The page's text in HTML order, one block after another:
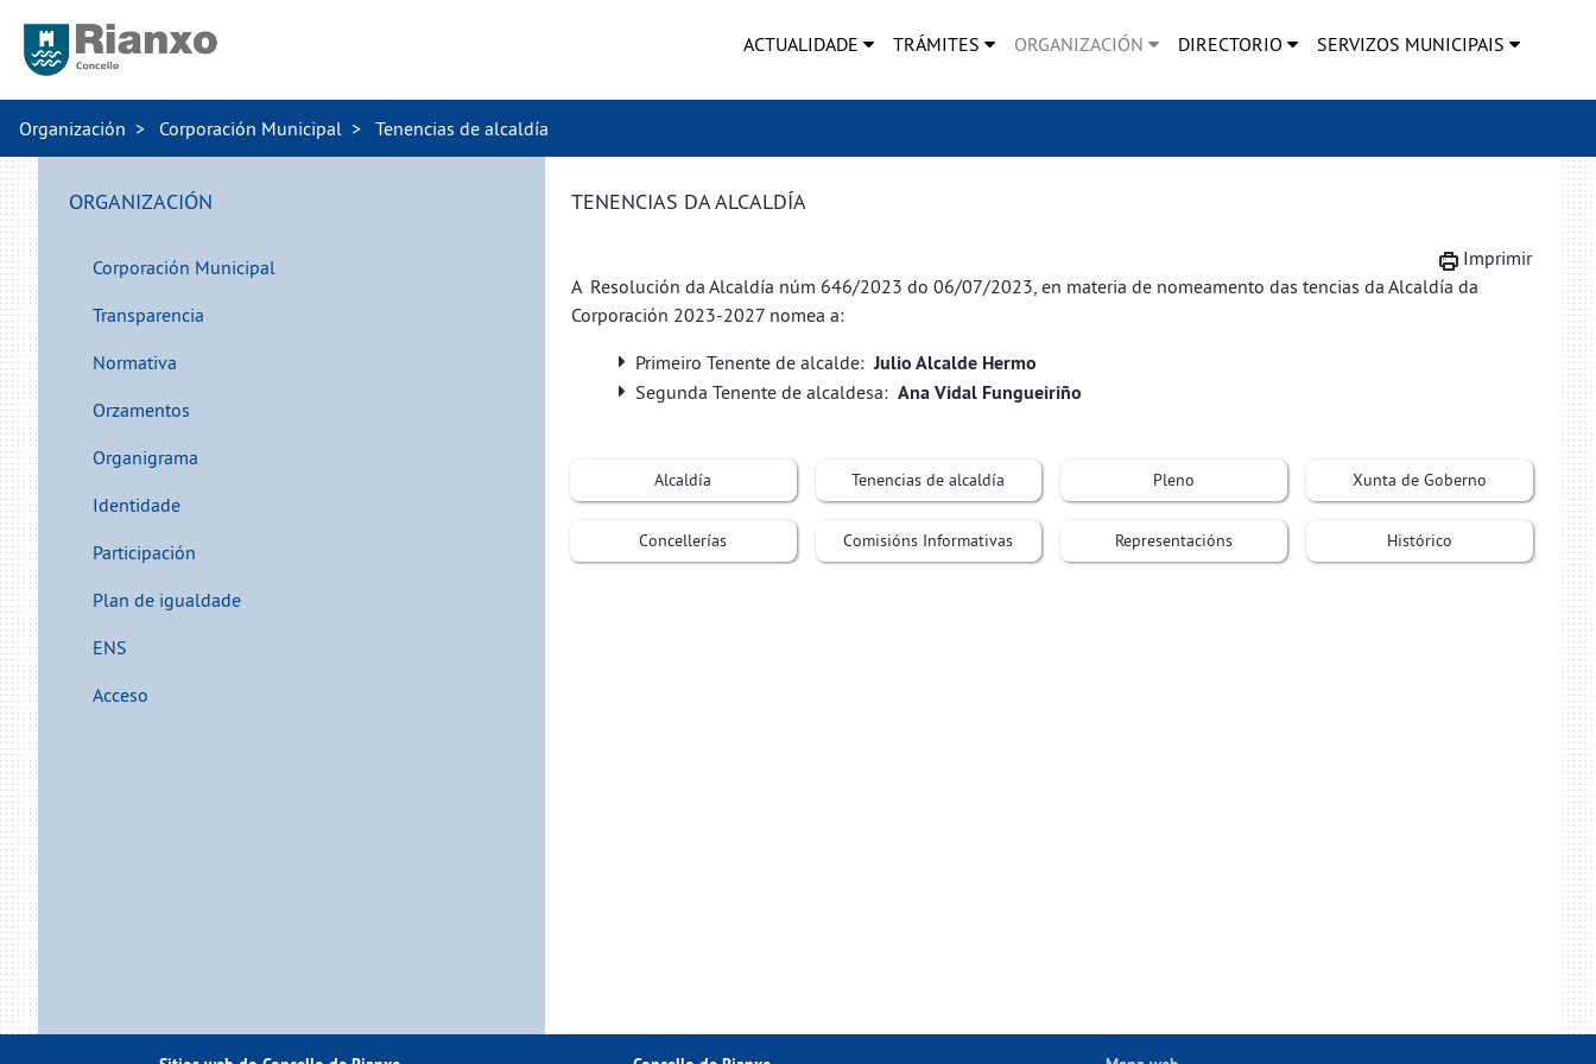
ACTUALIDADE TRÁMITES ORGANIZACIÓN DIRECTORIO SERVIZOS MUNICIPAIS
Organización Corporación Municipal Tenencias de alcaldía
ORGANIZACIÓN
Corporación Municipal
Transparencia
Normativa
Orzamentos
Organigrama
Identidade
Participación
Plan de igualdade
ENS
Acceso
TENENCIAS DA ALCALDÍA
Imprimir
A Resolución da Alcaldía núm 646/2023 do 06/07/2023, en materia de nomeamento das tencias da Alcaldía da
Corporación 2023-2027 nomea a:
Primeiro Tenente de alcalde:Julio Alcalde Hermo
Segunda Tenente de alcaldesa: Ana Vidal Fungueiriño
Alcaldía Tenencias de alcaldía Pleno Xunta de Goberno
Concellerías Comisións Informativas Representacións Histórico